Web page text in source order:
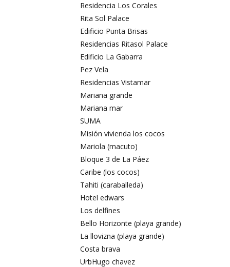
Residencia Los Corales
Rita Sol Palace
Edificio Punta Brisas
Residencias Ritasol Palace
Edificio La Gabarra
Pez Vela
Residencias Vistamar
Mariana grande
Mariana mar
SUMA
Misión vivienda los cocos
Mariola (macuto)
Bloque 3 de La Páez
Caribe (los cocos)
Tahiti (caraballeda)
Hotel edwars
Los delfines
Bello Horizonte (playa grande)
La llovizna (playa grande)
Costa brava
UrbHugo chavez